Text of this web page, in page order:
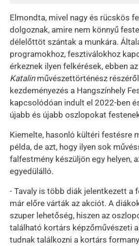
Elmondta, mivel nagy és rücskös
dolgoznak, amire nem könnyű
délelőttöt szántak a munkára.
programokhoz, fesztiválokhoz
érkeznek ilyen felkérések, ebben
Katalinművészettörténész
kezdeményezés a Hangszínhely
kapcsolódóan indult el 2022-ben
újabb és újabb oszlopokat
Kiemelte, hasonló kültéri festésre
példa, de azt, hogy ilyen sok
falfestmény készüljön egy helyen,
egyedülálló.
- Tavaly is több diák jelentkezett a
már előre várták az akciót. A
szuper lehetőség, hiszen az
található kortárs képzőművészeti
tudnak találkozni a kortárs